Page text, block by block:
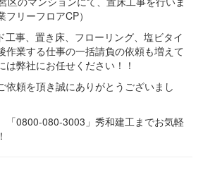
工事、置き床、フローリング、塩ビタイ
作業する仕事の一括請負の依頼も増えて
は弊社にお任せください！！
依頼を頂き誠にありがとうございまし
「0800-080-3003」秀和建工までお気軽